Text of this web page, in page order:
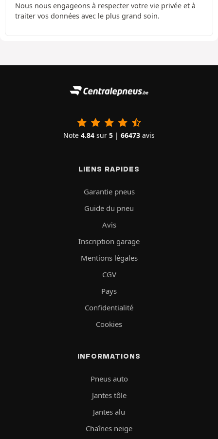
Nous nous engageons à respecter votre vie privée et à
traiter vos données avec le plus grand soin.
Note 4.84 sur 5 | 66473 avis
LIENS RAPIDES
Garantie pneus
Guide du pneu
Avis
Inscription garage
Mentions légales
CGV
Pays
Confidentialité
Cookies
INFORMATIONS
Pneus auto
Jantes tôle
Jantes alu
Chaînes neige